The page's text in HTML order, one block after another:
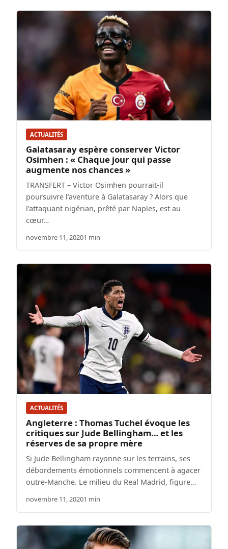
ACTUALITÉS
Galatasaray espère conserver Victor
Osimhen : « Chaque jour qui passe
augmente nos chances »
TRANSFERT – Victor Osimhen pourrait-il
poursuivre l’aventure à Galatasaray ? Alors que
l’attaquant nigérian, prêté par Naples, est au
cœur…
novembre 11, 20201 min
ACTUALITÉS
Angleterre : Thomas Tuchel évoque les
critiques sur Jude Bellingham… et les
réserves de sa propre mère
Si Jude Bellingham rayonne sur les terrains, ses
débordements émotionnels commencent à agacer
outre-Manche. Le milieu du Real Madrid, figure…
novembre 11, 20201 min